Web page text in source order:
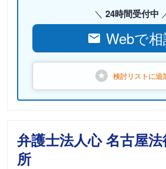
24時間受付中
Webで
検討リストに追
弁護士法人心 名古屋
所